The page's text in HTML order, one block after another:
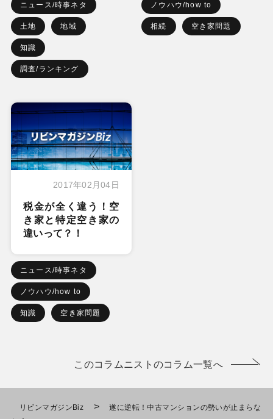
ニュース/時事ネタ
土地 地域
知識
調査/ランキング
ノウハウ/how to
相続 空き家問題
2017年02月04日
税金が全く違う！空
き家と特定空き家の
違いって？！
ニュース/時事ネタ
ノウハウ/how to
知識 空き家問題
このコラムニストのコラム一覧へ
リビンマガジンBiz >
遂に逆転！中古マンションの勢いが止まらな